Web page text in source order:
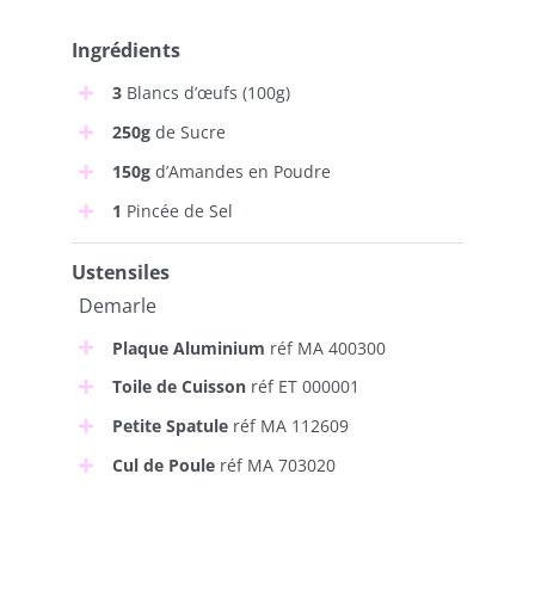
Ingrédients
3Blancs d’œufs (100g)
250gde Sucre
150gd’Amandes en Poudre
1 Pincée de Sel
Ustensiles
Demarle
Plaque Aluminium réf MA 400300
Toile de Cuissonréf ET 000001
Petite Spatuleréf MA 112609
Cul de Pouleréf MA 703020